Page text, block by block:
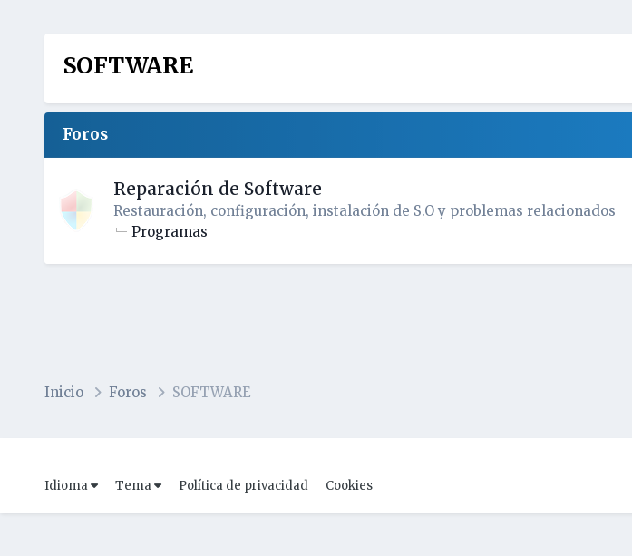
SOFTWARE
Foros
Reparación de Software
Restauración, configuración, instalación de S.O y problemas relacionados
Programas
Inicio Foros SOFTWARE
Idioma Tema Política de privacidad Cookies